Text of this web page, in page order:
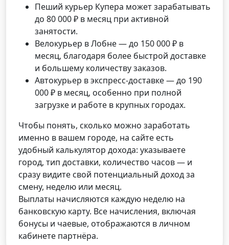
Пеший курьер Купера может зарабатывать
до 80 000 ₽ в месяц при активной
занятости.
Велокурьер в Лобне — до 150 000 ₽ в
месяц, благодаря более быстрой доставке
и большему количеству заказов.
Автокурьер в экспресс-доставке — до 190
000 ₽ в месяц, особенно при полной
загрузке и работе в крупных городах.
Чтобы понять, сколько можно заработать
именно в вашем городе, на сайте есть
удобный калькулятор дохода: указываете
город, тип доставки, количество часов — и
сразу видите свой потенциальный доход за
смену, неделю или месяц.
Выплаты начисляются каждую неделю на
банковскую карту. Все начисления, включая
бонусы и чаевые, отображаются в личном
кабинете партнёра.